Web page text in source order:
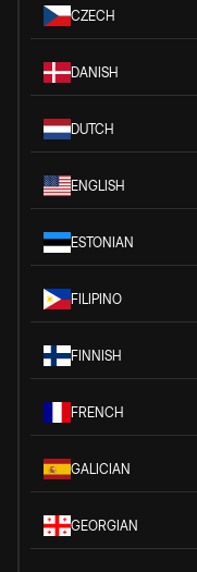
CZECH
DANISH
DUTCH
ENGLISH
ESTONIAN
FILIPINO
FINNISH
FRENCH
GALICIAN
GEORGIAN